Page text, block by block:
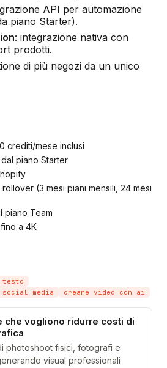
API per automazione
piano Starter).
: integrazione nativa con
prodotti.
di più negozi da un unico
crediti/mese inclusi
piano Starter
(3 mesi piani mensili, 24 mesi
piano Team
a 4K
testo
media
creare video con ai
che vogliono ridurre costi di
photoshoot fisici, fotografi e
visual professionali